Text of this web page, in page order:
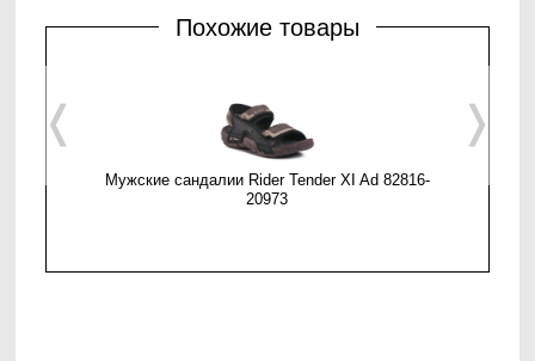
Похожие товары
Мужские сандалии Rider Tender XI Ad 82816-
20973
❬ ❭